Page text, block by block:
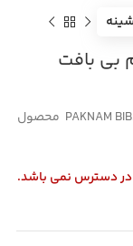
بی بافت
شورت یکبار مصرف بهداشتی پاکنام بی بافت PAKNAM BIBAFT محصول
در دسترس نمی باشد.